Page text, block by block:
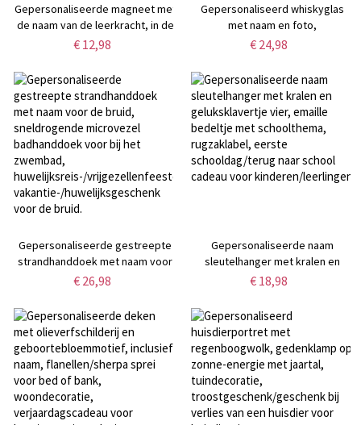
Gepersonaliseerde magneet met
de naam van de leerkracht, in de
vorm van meerkleurige
whiteboard, kantoor- en
klaslokaalbenodigdheden,
cadeau voor
leerkrachten/onderwijzers voor
de start van het schooljaar.
€ 12,98
Gepersonaliseerd whiskyglas
met naam en foto,
olieverfschilderij van een
Fashioned glas,
verjaardags-/jubileumcadeau
voor
huisdiereigenaren/wijnliefhebbers
€ 24,98
Gepersonaliseerde gestreepte
strandhanddoek met naam voor
de bruid, sneldrogende
het zwembad,
huwelijksreis-/vrijgezellenfeestcadeau,
vakantie-/huwelijksgeschenk
voor de bruid.
€ 26,98
Gepersonaliseerde naam
sleutelhanger met kralen en
geluksklavertje vier, emaille
rugzaklabel, eerste
schooldag/terug naar school
cadeau voor kinderen/leerlingen
€ 18,98